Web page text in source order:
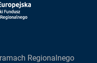
Regionalnego